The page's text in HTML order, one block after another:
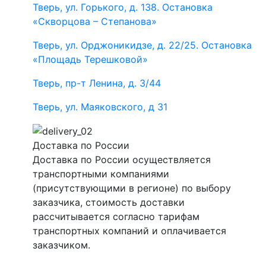
Тверь, ул. Горького, д. 138. Остановка
«Скворцова – Степанова»
Тверь, ул. Орджоникидзе, д. 22/25. Остановка
«Площадь Терешковой»
Тверь, пр-т Ленина, д. 3/44
Тверь, ул. Маяковского, д 31
Доставка по России
Доставка по России осуществляется
транспортными компаниями
(присутствующими в регионе) по выбору
заказчика, стоимость доставки
рассчитывается согласно тарифам
транспортных компаний и оплачивается
заказчиком.